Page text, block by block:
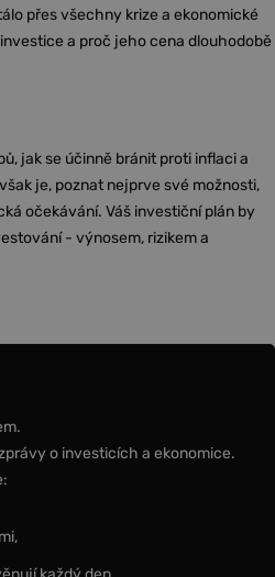
přes všechny krize a ekonomické
a proč jeho cena dlouhodobě
jak se účinně bránit proti inflaci a
je, poznat nejprve své možnosti,
očekávání. Váš investiční plán by
- výnosem, rizikem a
o investicích a ekonomice.